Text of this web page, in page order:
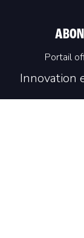
Innovation
Portail